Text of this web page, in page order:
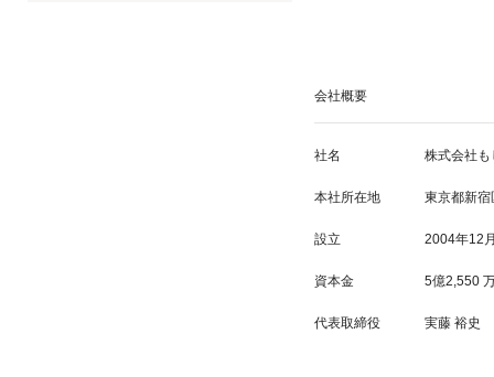
会社概要
社名 株式会社も
本社所在地 東京都新
設立 2004年12
資本金 5億2,550
代表取締役 実藤 裕史